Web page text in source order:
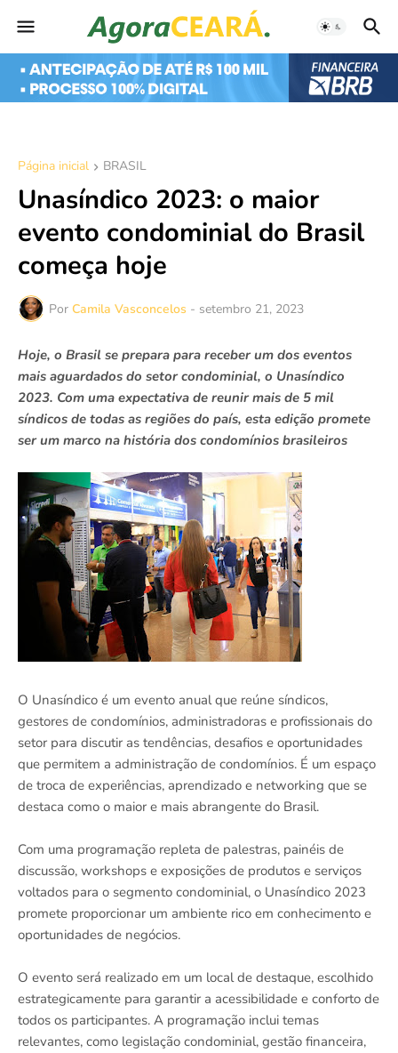
Página inicial BRASIL
Unasíndico 2023: o maior
evento condominial do Brasil
começa hoje
Por Camila Vasconcelos - setembro 21, 2023
Hoje, o Brasil se prepara para receber um dos eventos
mais aguardados do setor condominial, o Unasíndico
2023. Com uma expectativa de reunir mais de 5 mil
síndicos de todas as regiões do país, esta edição promete
ser um marco na história dos condomínios brasileiros
O Unasíndico é um evento anual que reúne síndicos,
gestores de condomínios, administradoras e profissionais do
setor para discutir as tendências, desafios e oportunidades
que permitem a administração de condomínios. É um espaço
de troca de experiências, aprendizado e networking que se
destaca como o maior e mais abrangente do Brasil.
Com uma programação repleta de palestras, painéis de
discussão, workshops e exposições de produtos e serviços
voltados para o segmento condominial, o Unasíndico 2023
promete proporcionar um ambiente rico em conhecimento e
oportunidades de negócios.
O evento será realizado em um local de destaque, escolhido
estrategicamente para garantir a acessibilidade e conforto de
todos os participantes. A programação inclui temas
relevantes, como legislação condominial, gestão financeira,